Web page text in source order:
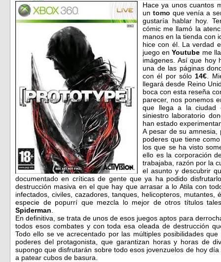
Hace ya unos cuantos
un tomo que venía a
gustaría hablar hoy.
cómic me llamó la
manos en la tienda con
hice con él. La verdad
juego enYoutube me
imágenes. Así que hoy
una de las páginas
con él por sólo 14€ .
llegará desde Reino
boca con esta reseña
parecer, nos ponemos
que llega a la
siniestro laboratorio
han estado
A pesar de su
poderes que tiene
los que se ha visto
ello esla corporación
trabajaba, razón por la
el asunto y descubrir
documentado en críticas de gente que ya ha podido
destrucción masiva en el que hay que arrasar a lo Atila con
infectados, civiles, cazadores, tanques, helicopteros,
especie de popurrí que mezcla lo mejor de otros títulos
Spiderman
En definitiva, se trata de unos de esos juegos aptos para
todos esos combates y con toda esa oleada de destrucción
Todo ello se ve acrecentado por las múltiplesposibilidades que
poderes del protagonista, que garantizan horas y horas de
supongo que disfrutarán sobre todo esos jovenzuelos de hoy
a patear cubos de basura.